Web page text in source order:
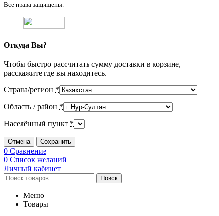
Все права защищены.
Откуда Вы?
Чтобы быстро рассчитать сумму доставки в корзине,
расскажите где вы находитесь.
Страна/регион *
Область / район *
Населённый пункт *
Отмена Сохранить
0 Сравнение
0 Список желаний
Личный кабинет
Поиск
Меню
Товары